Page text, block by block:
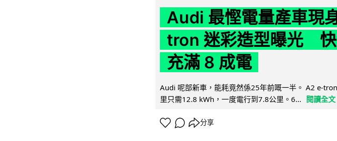
Audi 最慳電量產車
tron 迷彩造型曝光
充滿 8 成電
Audi 呢部新車，能耗竟然係25年前嘅一半。 A2 e-
里只需12.8 kWh，一度電行到7.8公里。6...
閱讀全文
分享